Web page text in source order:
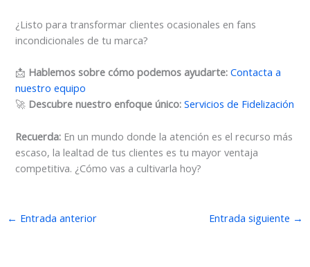
¿Listo para transformar clientes ocasionales en fans
incondicionales de tu marca?
📩 Hablemos sobre cómo podemos ayudarte: Contacta a
nuestro equipo
🚀 Descubre nuestro enfoque único: Servicios de Fidelización
Recuerda: En un mundo donde la atención es el recurso más
escaso, la lealtad de tus clientes es tu mayor ventaja
competitiva. ¿Cómo vas a cultivarla hoy?
← Entrada anterior Entrada siguiente →